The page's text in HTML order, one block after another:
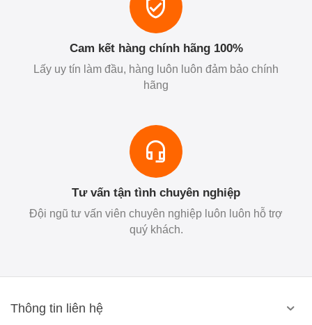
Cam kết hàng chính hãng 100%
Lấy uy tín làm đầu, hàng luôn luôn đảm bảo chính
hãng
Tư vấn tận tình chuyên nghiệp
Đội ngũ tư vấn viên chuyên nghiệp luôn luôn hỗ trợ
quý khách.
Thông tin liên hệ